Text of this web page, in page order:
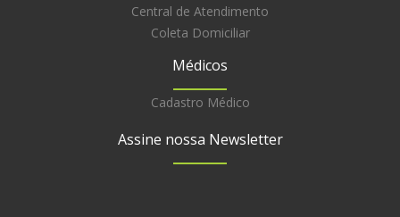
Central de Atendimento
Coleta Domiciliar
Médicos
Cadastro Médico
Assine nossa Newsletter